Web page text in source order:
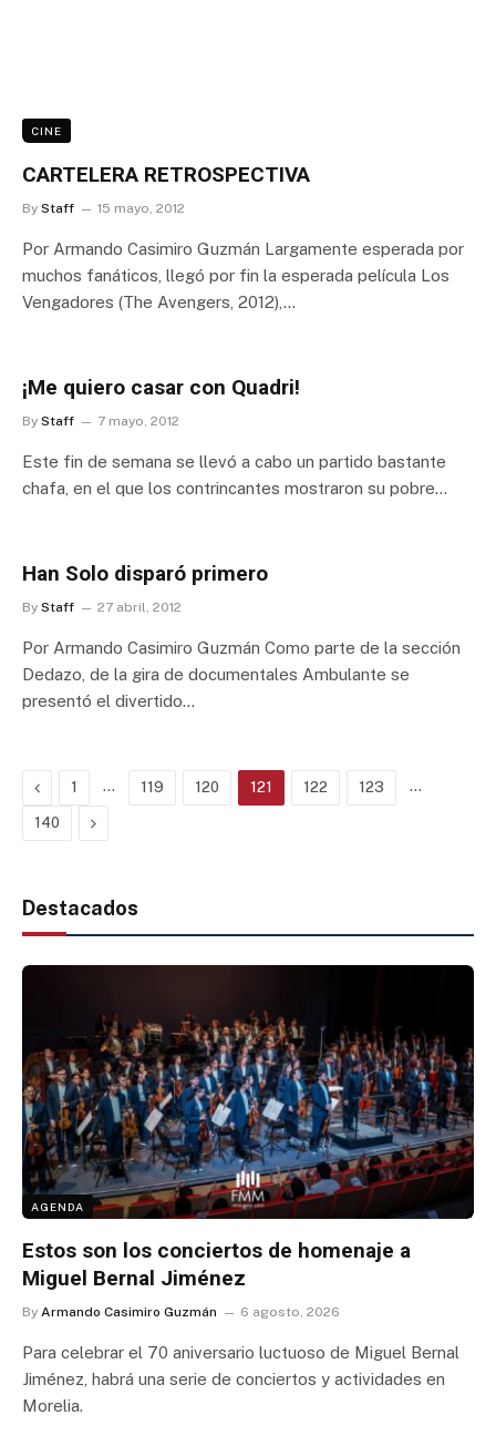
CINE
CARTELERA RETROSPECTIVA
By Staff 15 mayo, 2012
Por Armando Casimiro Guzmán Largamente esperada por
muchos fanáticos, llegó por fin la esperada película Los
Vengadores (The Avengers, 2012),…
¡Me quiero casar con Quadri!
By Staff 7 mayo, 2012
Este fin de semana se llevó a cabo un partido bastante
chafa, en el que los contrincantes mostraron su pobre…
Han Solo disparó primero
By Staff 27 abril, 2012
Por Armando Casimiro Guzmán Como parte de la sección
Dedazo, de la gira de documentales Ambulante se
presentó el divertido…
Previous
1 … 119 120 121 122 123 …
140 Next
Destacados
AGENDA
Estos son los conciertos de homenaje a
Miguel Bernal Jiménez
By Armando Casimiro Guzmán 6 agosto, 2026
Para celebrar el 70 aniversario luctuoso de Miguel Bernal
Jiménez, habrá una serie de conciertos y actividades en
Morelia.